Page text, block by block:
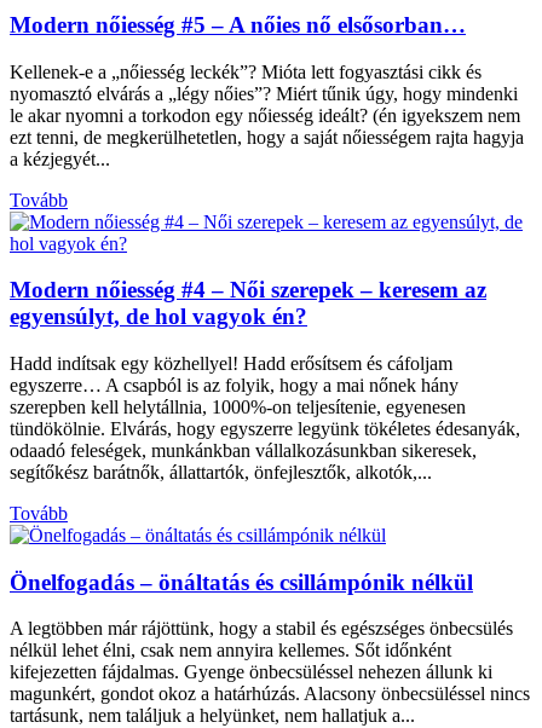
Modern nőiesség #5 – A nőies nő elsősorban…
Kellenek-e a „nőiesség leckék”? Mióta lett fogyasztási cikk és
nyomasztó elvárás a „légy nőies”? Miért tűnik úgy, hogy mindenki
le akar nyomni a torkodon egy nőiesség ideált? (én igyekszem nem
ezt tenni, de megkerülhetetlen, hogy a saját nőiességem rajta hagyja
a kézjegyét...
Tovább
Modern nőiesség #4 – Női szerepek – keresem az
egyensúlyt, de hol vagyok én?
Hadd indítsak egy közhellyel! Hadd erősítsem és cáfoljam
egyszerre… A csapból is az folyik, hogy a mai nőnek hány
szerepben kell helytállnia, 1000%-on teljesítenie, egyenesen
tündökölnie. Elvárás, hogy egyszerre legyünk tökéletes édesanyák,
odaadó feleségek, munkánkban vállalkozásunkban sikeresek,
segítőkész barátnők, állattartók, önfejlesztők, alkotók,...
Tovább
Önelfogadás – önáltatás és csillámpónik nélkül
A legtöbben már rájöttünk, hogy a stabil és egészséges önbecsülés
nélkül lehet élni, csak nem annyira kellemes. Sőt időnként
kifejezetten fájdalmas. Gyenge önbecsüléssel nehezen állunk ki
magunkért, gondot okoz a határhúzás. Alacsony önbecsüléssel nincs
tartásunk, nem találjuk a helyünket, nem hallatjuk a...